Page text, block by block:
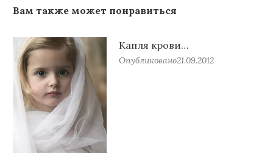
Вам также может понравиться
Капля крови…
Опубликовано21.09.2012